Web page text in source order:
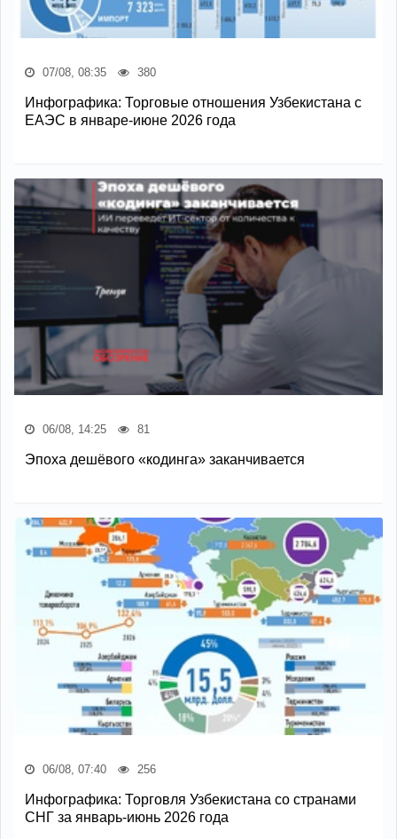
07/08, 08:35 380
Инфографика: Торговые отношения Узбекистана с
ЕАЭС в январе-июне 2026 года
06/08, 14:25 81
Эпоха дешёвого «кодинга» заканчивается
06/08, 07:40 256
Инфографика: Торговля Узбекистана со странами
СНГ за январь-июнь 2026 года